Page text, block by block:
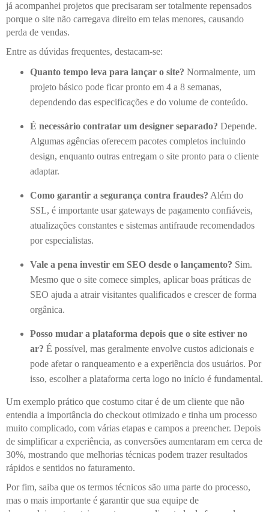
já acompanhei projetos que precisaram ser totalmente repensados
porque o site não carregava direito em telas menores, causando
perda de vendas.
Entre as dúvidas frequentes, destacam-se:
Quanto tempo leva para lançar o site? Normalmente, um
projeto básico pode ficar pronto em 4 a 8 semanas,
dependendo das especificações e do volume de conteúdo.
É necessário contratar um designer separado? Depende.
Algumas agências oferecem pacotes completos incluindo
design, enquanto outras entregam o site pronto para o cliente
adaptar.
Como garantir a segurança contra fraudes? Além do
SSL, é importante usar gateways de pagamento confiáveis,
atualizações constantes e sistemas antifraude recomendados
por especialistas.
Vale a pena investir em SEO desde o lançamento? Sim.
Mesmo que o site comece simples, aplicar boas práticas de
SEO ajuda a atrair visitantes qualificados e crescer de forma
orgânica.
Posso mudar a plataforma depois que o site estiver no
ar? É possível, mas geralmente envolve custos adicionais e
pode afetar o ranqueamento e a experiência dos usuários. Por
isso, escolher a plataforma certa logo no início é fundamental.
Um exemplo prático que costumo citar é de um cliente que não
entendia a importância do checkout otimizado e tinha um processo
muito complicado, com várias etapas e campos a preencher. Depois
de simplificar a experiência, as conversões aumentaram em cerca de
30%, mostrando que melhorias técnicas podem trazer resultados
rápidos e sentidos no faturamento.
Por fim, saiba que os termos técnicos são uma parte do processo,
mas o mais importante é garantir que sua equipe de